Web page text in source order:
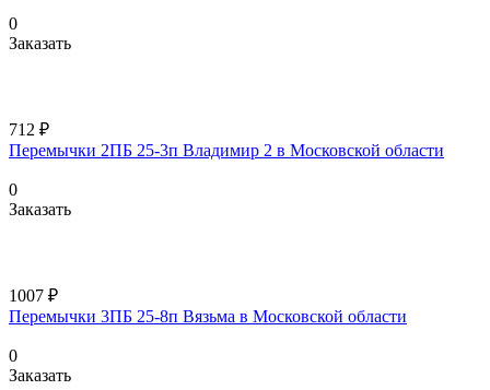
0
Заказать
712 ₽
Перемычки 2ПБ 25-3п Владимир 2 в Московской области
0
Заказать
1007 ₽
Перемычки 3ПБ 25-8п Вязьма в Московской области
0
Заказать